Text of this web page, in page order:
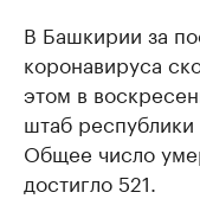
В Башкирии за
коронавируса
этом в
штаб
Общее число
достигло 521.